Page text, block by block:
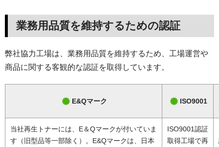
業務用品質を維持するための認証
弊社協力工場は、業務用品質を維持するため、工場運営や
商品に関する客観的な認証を取得しています。
E&Qマーク ISO9001
当社再生トナーには、E＆Qマークが付いていま
す（旧型品等一部除く）。E&Qマークは、日本
ISO9001認証
取得工場で再